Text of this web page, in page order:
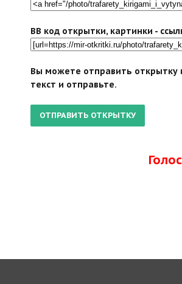
BB код открытки, картинки -
Вы можете отправить открытку
текст и отправьте.